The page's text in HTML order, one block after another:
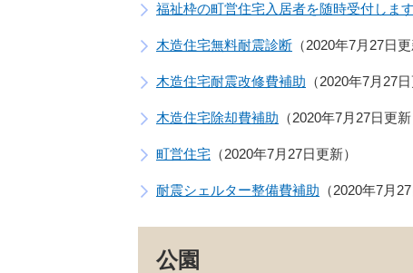
福祉枠の町営住宅入居者を随時受付します
木造住宅無料耐震診断 2020年7月27日
木造住宅耐震改修費補助 2020年7月27
木造住宅除却費補助 2020年7月27日更新
町営住宅 2020年7月27日更新
耐震シェルター整備費補助 2020年7月
公園